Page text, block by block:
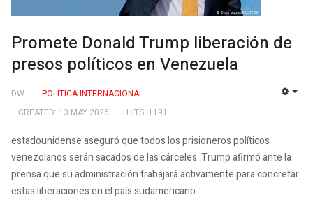
Promete Donald Trump liberación de
presos políticos en Venezuela
DW
POLÍTICA INTERNACIONAL
CREATED: 13 MAY 2026
HITS: 1191
estadounidense aseguró que todos los prisioneros políticos
venezolanos serán sacados de las cárceles. Trump afirmó ante la
prensa que su administración trabajará activamente para concretar
estas liberaciones en el país sudamericano.